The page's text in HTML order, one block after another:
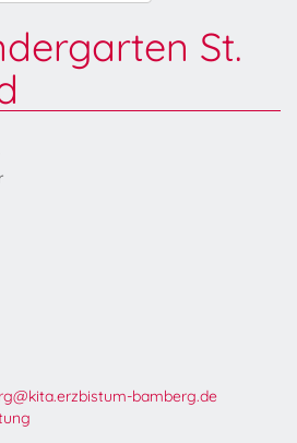
St.
bamberg.de